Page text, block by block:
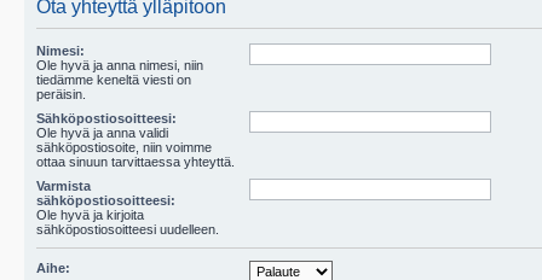
Ota yhteyttä ylläpitoon
Nimesi:
Ole hyvä ja anna nimesi, niin
tiedämme keneltä viesti on
peräisin.
Sähköpostiosoitteesi:
Ole hyvä ja anna validi
sähköpostiosoite, niin voimme
ottaa sinuun tarvittaessa yhteyttä.
Varmista
sähköpostiosoitteesi:
Ole hyvä ja kirjoita
sähköpostiosoitteesi uudelleen.
Aihe: